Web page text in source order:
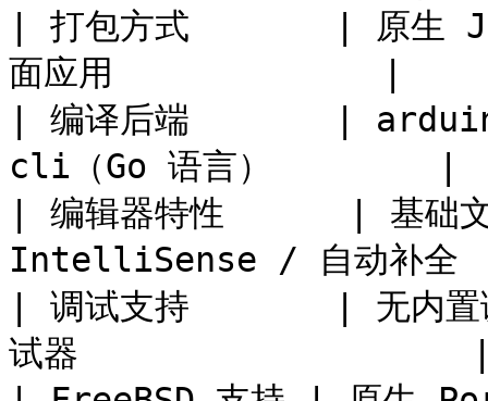
| 打包方式       | 原生
面应用             |
| 编译后端       |
cli（Go 语言）        |
| 编辑器特性      | 基
IntelliSense / 自动补
| 调试支持       | 无内
试器